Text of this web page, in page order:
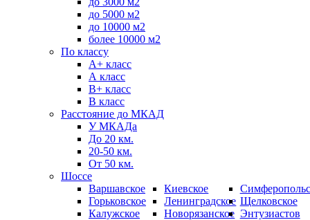
до 5000 м2
до 10000 м2
более 10000 м2
По классу
A+ класс
А класс
В+ класс
B класс
Расстояние до МКАД
У МКАДа
До 20 км.
20-50 км.
От 50 км.
Шоссе
Варшавское
Горьковское
Калужское
Киевское
Ленинградское
Новорязанское
Щелковское
Энтузиастов